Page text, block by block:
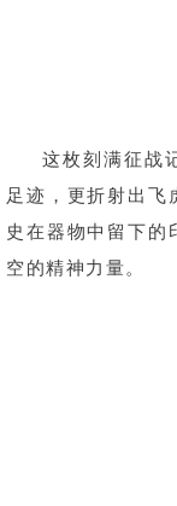
这枚刻满征战
足迹，更折射出飞
史在器物中留下的
空的精神力量。